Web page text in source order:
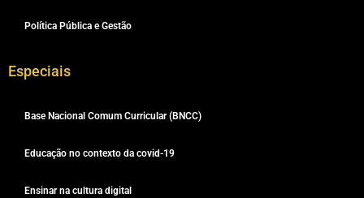
Política Pública e Gestão
Especiais
Base Nacional Comum Curricular (BNCC)
Educação no contexto da covid-19
Ensinar na cultura digital